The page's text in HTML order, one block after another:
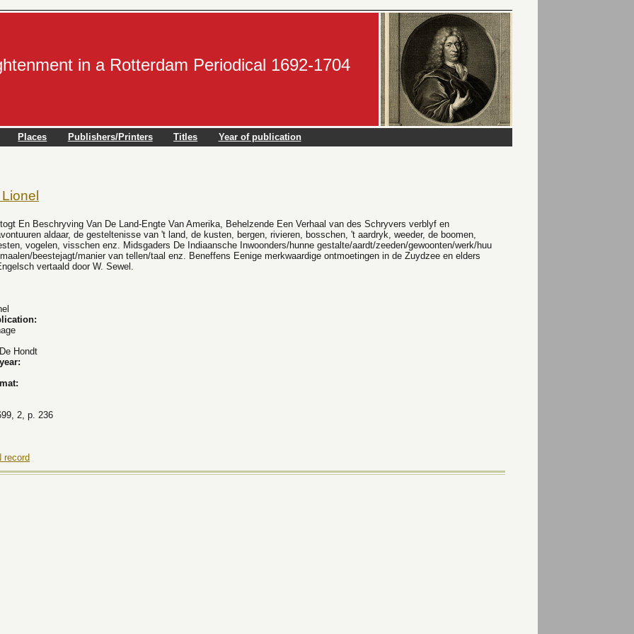
in a Rotterdam Periodical 1692-1704
Places Publishers/Printers Titles Year of publication
En Beschryving Van De Land-Engte Van Amerika, Behelzende Een Verhaal van des Schryvers verblyf en
aldaar, de gesteltenisse van 't land, de kusten, bergen, rivieren, bosschen, 't aardryk, weeder, de boomen,
vogelen, visschen enz. Midsgaders De Indiaansche Inwoonders/hunne gestalte/aardt/zeeden/gewoonten/werk/huu
beestejagt/manier van tellen/taal enz. Beneffens Eenige merkwaardige ontmoetingen in de Zuydzee en elders
vertaald door W. Sewel.
Hondt
2, p. 236
record